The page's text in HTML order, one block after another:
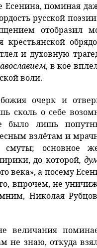
Есенина, поминая
русской
отобразил
крестьянской
и духовную
, в кое
воли.
очерк и
сколь о себе
было лишь
взлётам и
смуты; основное
до которой,
века», а посему
впрочем, не
Николая
величания
не знаю, откуда